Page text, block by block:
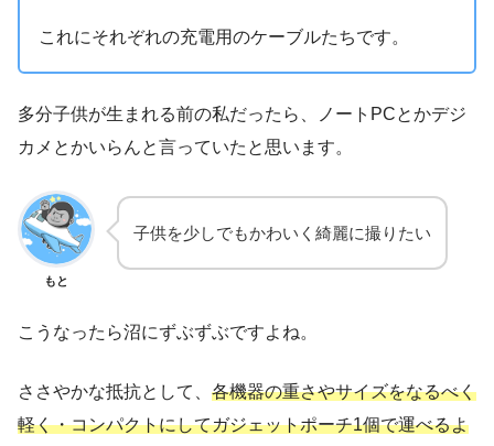
これにそれぞれの充電用のケーブルたちです。
多分子供が生まれる前の私だったら、ノートPCとかデジ
カメとかいらんと言っていたと思います。
もと
子供を少しでもかわいく綺麗に撮りたい
こうなったら沼にずぶずぶですよね。
ささやかな抵抗として、 各機器の重さやサイズをなるべく
軽く・コンパクトにしてガジェットポーチ1個で運べるよ